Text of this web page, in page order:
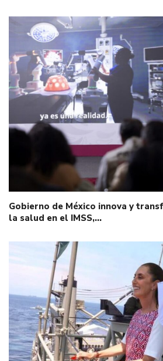
Gobierno de México innova y
la salud en el IMSS,…